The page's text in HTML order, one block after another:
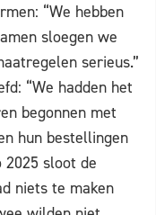
“We hebben
sloegen we
serieus.”
“We hadden het
begonnen met
hun bestellingen
2025 sloot de
niets te maken